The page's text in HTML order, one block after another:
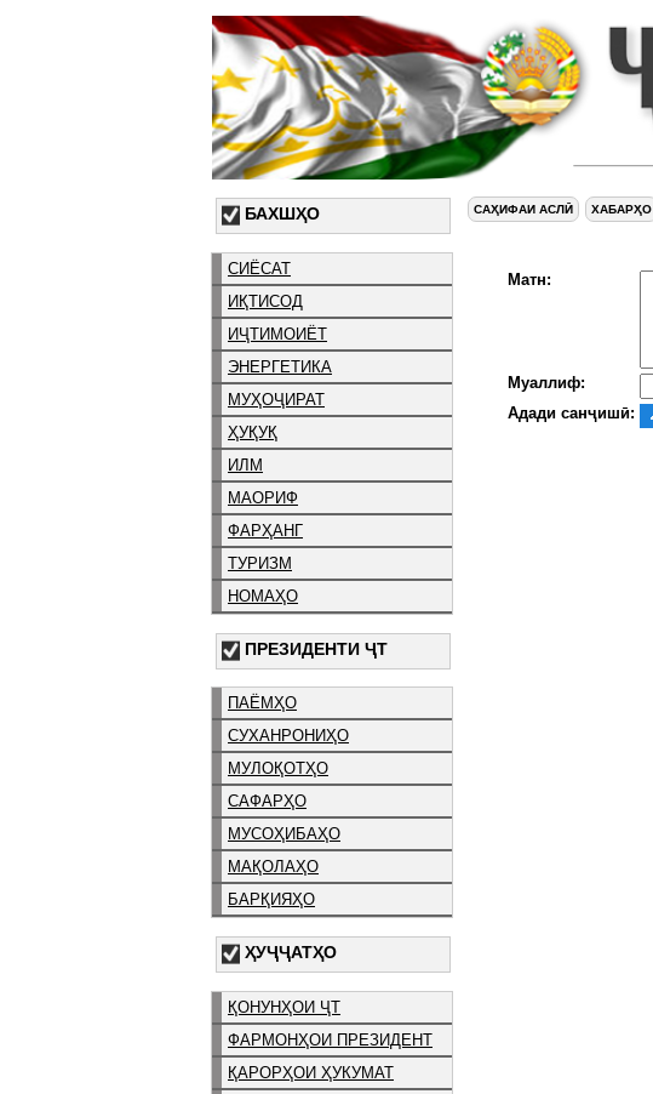
БАХШҲО
СИЁСАТ
ИҚТИСОД
ИҶТИМОИЁТ
ЭНЕРГЕТИКА
МУҲОҶИРАТ
ҲУҚУҚ
ИЛМ
МАОРИФ
ФАРҲАНГ
ТУРИЗМ
НОМАҲО
ПРЕЗИДЕНТИ ҶТ
ПАЁМҲО
СУХАНРОНИҲО
МУЛОҚОТҲО
САФАРҲО
МУСОҲИБАҲО
МАҚОЛАҲО
БАРҚИЯҲО
ҲУҶҶАТҲО
ҚОНУНҲОИ ҶТ
ФАРМОНҲОИ ПРЕЗИДЕНТ
ҚАРОРҲОИ ҲУКУМАТ
САҲИФАИ АСЛӢ ХАБАРҲО
Матн:
Муаллиф:
Адади санҷишӣ: